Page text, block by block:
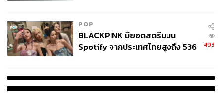
POP
BLACKPINK มียอดสตรีมบน
Spotify จากประเทศไทยสูงถึง 536
493